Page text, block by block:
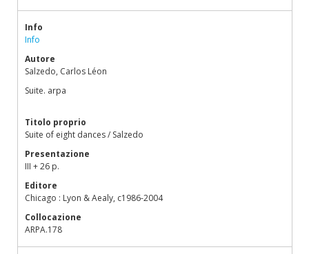
Info
Info
Autore
Salzedo, Carlos Léon
Suite. arpa
Titolo proprio
Suite of eight dances / Salzedo
Presentazione
III + 26 p.
Editore
Chicago : Lyon & Aealy, c1986-2004
Collocazione
ARPA.178